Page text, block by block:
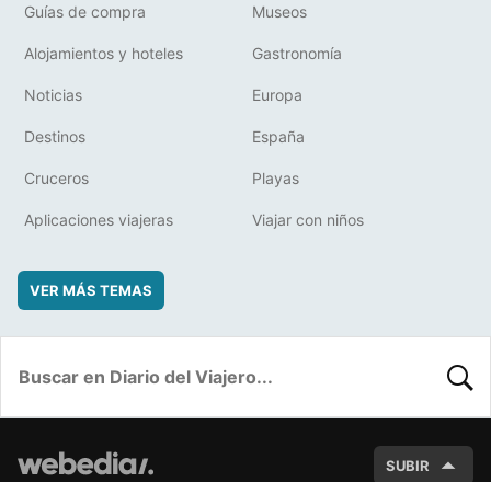
Guías de compra Museos
Alojamientos y hoteles Gastronomía
Noticias Europa
Destinos España
Cruceros Playas
Aplicaciones viajeras Viajar con niños
VER MÁS TEMAS
SUBIR